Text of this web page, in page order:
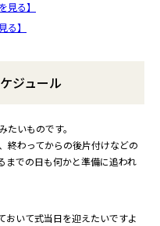
見る】
る】
ジュール
いものです。
終わってからの後片付けなどの
までの日も何かと準備に追われ
おいて式当日を迎えたいですよ